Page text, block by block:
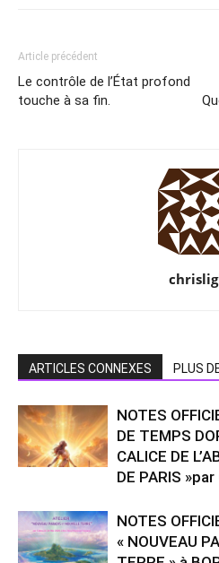
Article précédent
Le contrôle de l’État profond
touche à sa fin.
ARTICLES CONNEXES PLUS
NOTES
DE TEMPS
CALICE DE
DE PARIS
NOTES
« NOUVEAU